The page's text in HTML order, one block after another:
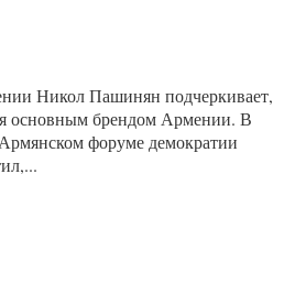
Никол Пашинян подчеркивает,
основным брендом Армении. В
форуме демократии